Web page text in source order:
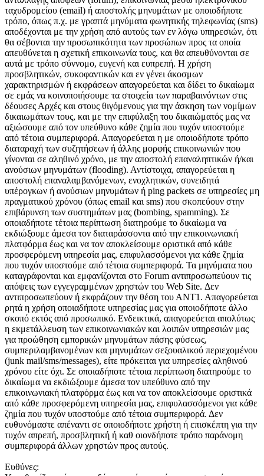
×
ταχυδρομείου (email) ή αποστολής μηνυμάτων με οποιοδήποτε
τρόπο, όπως π.χ. με γραπτά μηνύματα φωνητικής τηλεφωνίας (sms)
αποδέχονται με την χρήση από αυτούς των εν λόγω υπηρεσιών, ότι
θα σέβονται την προσωπικότητα των προσώπων προς τα οποία
απευθύνεται η σχετική επικοινωνία τους, και θα απευθύνονται σε
αυτά με τρόπο σύννομο, ευγενή και ευπρεπή. Η χρήση
προσβλητικών, συκοφαντικών και εν γένει άκοσμων
χαρακτηρισμών ή εκφράσεων απαγορεύεται και δίδει το δικαίωμα
σε εμάς να κοινοποιήσουμε τα στοιχεία των παραβαινόντων στις
δέουσες Αρχές και στους θιγόμενους για την άσκηση των νομίμων
δικαιωμάτων τους, και με την επιφύλαξη του δικαιώματός μας να
αξιώσουμε από τον υπεύθυνο κάθε ζημία που τυχόν υποστούμε
από τέτοια συμπεριφορά. Απαγορεύεται η με οποιοδήποτε τρόπο
διαταραχή των συζητήσεων ή άλλης μορφής επικοινωνιών που
γίνονται σε αληθινό χρόνο, με την αποστολή επαναληπτικών ή/και
ανούσιων μηνυμάτων (flooding). Αντίστοιχα, απαγορεύεται η
αποστολή επαναλαμβανόμενων, ενοχλητικών, συνειδητά
υπέρογκων ή ανούσιων μηνυμάτων ή ping packets σε υπηρεσίες μη
πραγματικού χρόνου (όπως email και sms) που σκοπεύουν στην
επιβάρυνση των συστημάτων μας (bombing, spamming). Σε
οποιαδήποτε τέτοια περίπτωση διατηρούμε το δικαίωμα να
εκδιώξουμε άμεσα τον διαταράσσοντα από την επικοινωνιακή
πλατφόρμα έως και να τον αποκλείσουμε οριστικά από κάθε
προσφερόμενη υπηρεσία μας, επιφυλασσόμενοι για κάθε ζημία
που τυχόν υποστούμε από τέτοια συμπεριφορά. Τα μηνύματα που
καταγράφονται και εμφανίζονται στο Forum αντιπροσωπεύουν τις
απόψεις των εγγεγραμμένων χρηστών του Web Site. Δεν
αντιπροσωπεύουν ή εκφράζουν την θέση του ΑΝΤ1. Απαγορεύεται
ρητά η χρήση οποιαδήποτε υπηρεσίας μας για οποιοδήποτε άλλο
σκοπό εκτός από προσωπικό. Ενδεικτικά, απαγορεύεται απολύτως
η εκμετάλλευση των επικοινωνιακών και λοιπών υπηρεσιών μας
για προώθηση εμπορικών μηνυμάτων πάσης φύσεως,
συμπεριλαμβανομένων και μηνυμάτων σεξουαλικού περιεχομένου
(junk mail/sms/messages), είτε πρόκειται για υπηρεσίες αληθινού
χρόνου είτε όχι. Σε οποιαδήποτε τέτοια περίπτωση διατηρούμε το
δικαίωμα να εκδιώξουμε άμεσα τον υπεύθυνο από την
επικοινωνιακή πλατφόρμα έως και να τον αποκλείσουμε οριστικά
από κάθε προσφερόμενη υπηρεσία μας, επιφυλασσόμενοι για κάθε
ζημία που τυχόν υποστούμε από τέτοια συμπεριφορά. Δεν
ευθυνόμαστε απέναντι σε οποιοδήποτε χρήστη ή επισκέπτη για την
τυχόν απρεπή, προσβλητική ή καθ οιονδήποτε τρόπο παράνομη
συμπεριφορά άλλων χρηστών προς αυτούς.
Ευθύνες: